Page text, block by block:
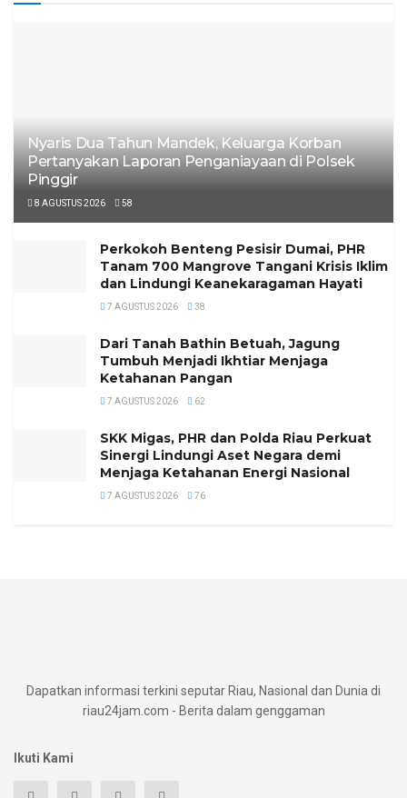
Nyaris Dua Tahun Mandek, Keluarga Korban
Pertanyakan Laporan Penganiayaan di Polsek
Pinggir
8 AGUSTUS 2026 58
Perkokoh Benteng Pesisir Dumai, PHR
Tanam 700 Mangrove Tangani Krisis Iklim
dan Lindungi Keanekaragaman Hayati
7 AGUSTUS 2026 38
Dari Tanah Bathin Betuah, Jagung
Tumbuh Menjadi Ikhtiar Menjaga
Ketahanan Pangan
7 AGUSTUS 2026 62
SKK Migas, PHR dan Polda Riau Perkuat
Sinergi Lindungi Aset Negara demi
Menjaga Ketahanan Energi Nasional
7 AGUSTUS 2026 76
Dapatkan informasi terkini seputar Riau, Nasional dan Dunia di
riau24jam.com - Berita dalam genggaman
Ikuti Kami